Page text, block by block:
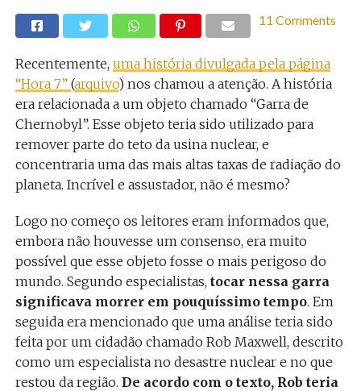
11 Comments
Recentemente, uma história divulgada pela página
“Hora 7” (arquivo) nos chamou a atenção. A história
era relacionada a um objeto chamado “Garra de
Chernobyl”. Esse objeto teria sido utilizado para
remover parte do teto da usina nuclear, e
concentraria uma das mais altas taxas de radiação do
planeta. Incrível e assustador, não é mesmo?
Logo no começo os leitores eram informados que,
embora não houvesse um consenso, era muito
possível que esse objeto fosse o mais perigoso do
mundo. Segundo especialistas, tocar nessa garra
significava morrer em pouquíssimo tempo. Em
seguida era mencionado que uma análise teria sido
feita por um cidadão chamado Rob Maxwell, descrito
como um especialista no desastre nuclear e no que
restou da região. De acordo com o texto, Rob teria